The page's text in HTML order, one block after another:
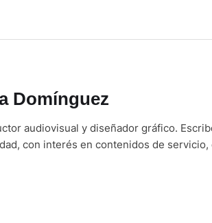
Domínguez
audiovisual y diseñador gráfico.
con interés en contenidos de